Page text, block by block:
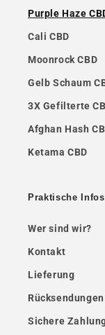
Purple Haze
Cali CBD
Moonrock CBD
Gelb Schaum
3X Gefilterte
Afghan Hash
Ketama CBD
Praktische Infos
Wer sind wir?
Kontakt
Lieferung
Sichere